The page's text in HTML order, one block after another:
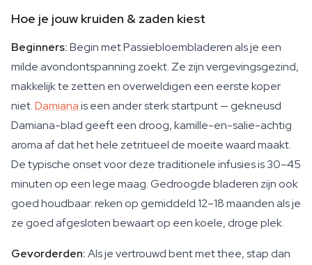
Hoe je jouw kruiden & zaden kiest
Beginners:Begin met Passiebloembladeren als je een
milde avondontspanning zoekt. Ze zijn vergevingsgezind,
makkelijk te zetten en overweldigen een eerste koper
niet.Damianais een ander sterk startpunt — gekneusd
Damiana-blad geeft een droog, kamille-en-salie-achtig
aroma af dat het hele zetritueel de moeite waard maakt.
De typische onset voor deze traditionele infusies is 30–45
minuten op een lege maag. Gedroogde bladeren zijn ook
goed houdbaar: reken op gemiddeld 12–18 maanden als je
ze goed afgesloten bewaart op een koele, droge plek.
Gevorderden:Als je vertrouwd bent met thee, stap dan